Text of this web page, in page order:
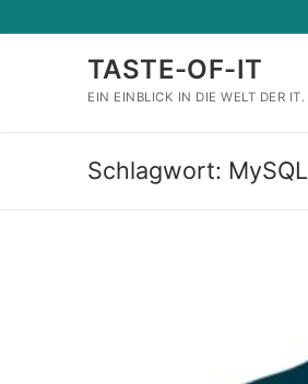
Inhalt
TASTE-OF-IT
EIN EINBLICK IN DIE WELT DER IT.
Schlagwort: MySQL